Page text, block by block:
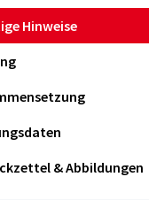
Hinweise
& Abbildungen